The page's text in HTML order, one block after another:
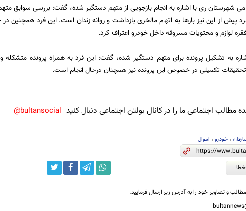
پیش از این نیز بارها به اتهام مالخری بازداشت و روانه زندان است. این فرد همچنین
به تشکیل پرونده برای متهم دستگیر شده، گفت: این فرد به همراه پرونده متشکله و
تکمیلی در خصوص این پرونده نیز همچنان درحال انجام است.
مطالب اجتماعی ما را در کانال بولتن اجتماعی دنبال کنید bultansocial@
، خودرو، اموال
و تصاویر خود را به آدرس زیر ارسال فرمایید.